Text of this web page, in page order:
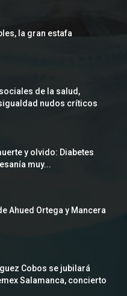
la gran estafa
de la salud,
nudos críticos
y olvido: Diabetes
muy...
Ahued Ortega y Mancera
Cobos se jubilará
Salamanca, concierto